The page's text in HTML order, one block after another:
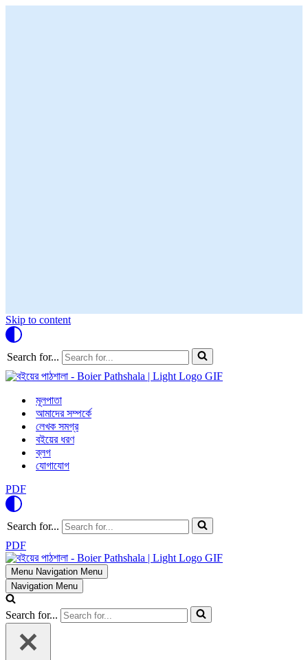
Skip to content
Search for...
মূলপাতা
আমাদের সম্পর্কে
লেখক সমগ্র
বইয়ের ধরণ
ব্লগ
যোগাযোগ
PDF
Search for...
PDF
Menu Navigation Menu
Navigation Menu
Search for...